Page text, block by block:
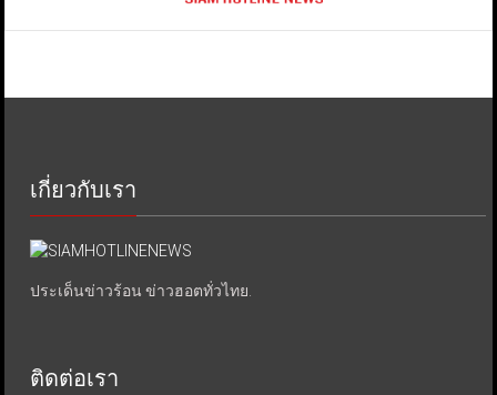
เกี่ยวกับเรา
ประเด็นข่าวร้อน ข่าวฮอตทั่วไทย.
ติดต่อเรา